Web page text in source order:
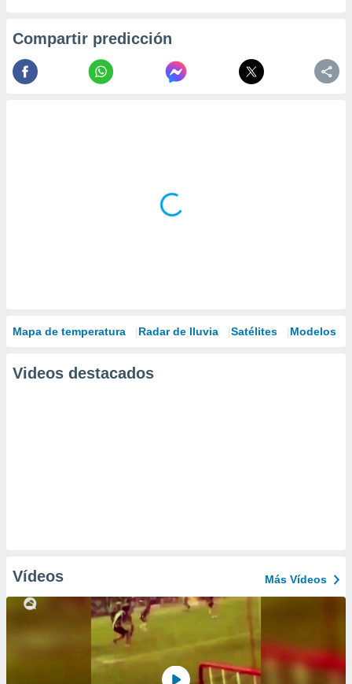
Compartir predicción
Mapa de temperatura Radar de lluvia Satélites Modelos
Videos destacados
Vídeos Más Vídeos